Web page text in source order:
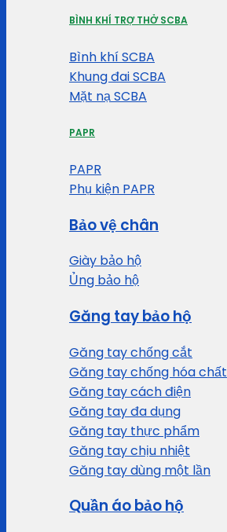
BÌNH KHÍ TRỢ THỞ SCBA
Bình khí SCBA
Khung đai SCBA
Mặt nạ SCBA
PAPR
PAPR
Phụ kiện PAPR
Bảo vệ chân
Giày bảo hộ
Ủng bảo hộ
Găng tay bảo hộ
Găng tay chống cắt
Găng tay chống hóa chất
Găng tay cách điện
Găng tay đa dụng
Găng tay thực phẩm
Găng tay chịu nhiệt
Găng tay dùng một lần
Quần áo bảo hộ